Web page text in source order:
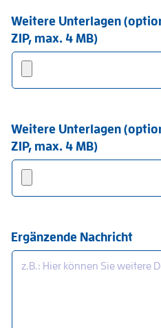
Weitere Unterlagen
ZIP, max. 4 MB)
Weitere Unterlagen
ZIP, max. 4 MB)
Ergänzende Nachricht